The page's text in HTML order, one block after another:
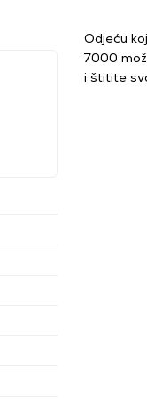
Odjeću
7000
i štitite